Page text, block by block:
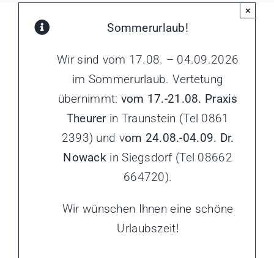
Leistungen
Digitale Fragebögen
Termin buchen
Sommerurlaub!
Wir sind vom 17.08. – 04.09.2026
im Sommerurlaub. Vertetung
übernimmt: vom 17.-21.08. Praxis
Theurerin Traunstein (Tel 0861
2393) und vom 24.08.-04.09. Dr.
Nowack in Siegsdorf (Tel 08662
664720).
Wir wünschen Ihnen eine schöne
Urlaubszeit!
×